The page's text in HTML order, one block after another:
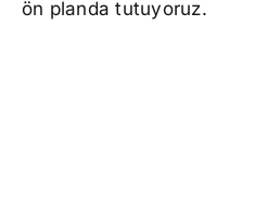
ön planda tutuyoruz.